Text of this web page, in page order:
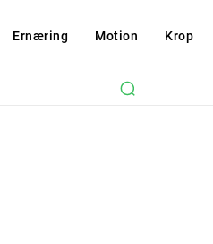
Ernæring Motion Krop